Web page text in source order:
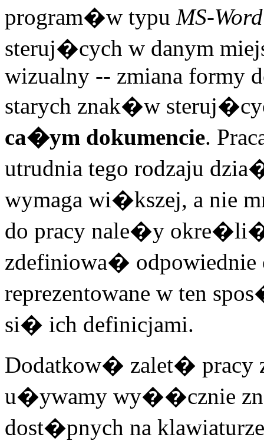
program�w typu MS-Word
steruj�cych w danym
wizualny -- zmiana formy
starych znak�w
ca�ym dokumencie.
utrudnia tego rodzaju
wymaga wi�kszej, a nie
do pracy nale�y
zdefiniowa�
reprezentowane w ten
si� ich definicjami.
Dodatkow� zalet� pracy
u�ywamy wy��cznie
dost�pnych na